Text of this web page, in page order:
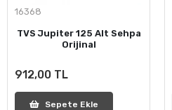
16368
TVS Jupiter 125 Alt Sehpa
Orijinal
912,00 TL
Sepete Ekle